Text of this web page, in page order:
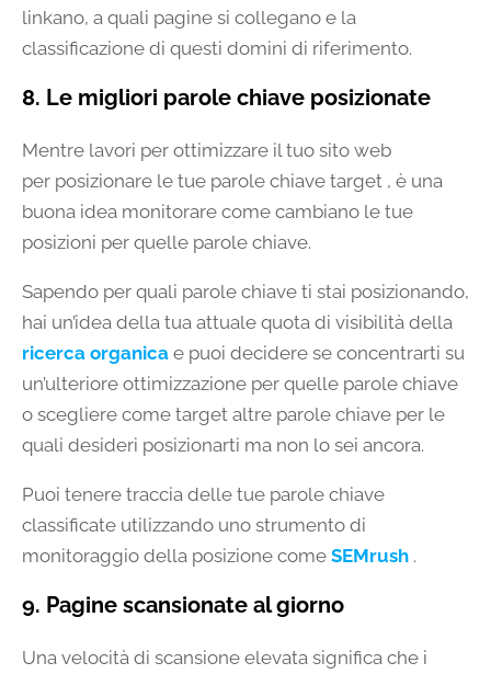
linkano, a quali pagine si collegano e la
classificazione di questi domini di riferimento.
8. Le migliori parole chiave posizionate
Mentre lavori per ottimizzare il tuo sito web
per posizionare le tue parole chiave target , è una
buona idea monitorare come cambiano le tue
posizioni per quelle parole chiave.
Sapendo per quali parole chiave ti stai posizionando,
hai un’idea della tua attuale quota di visibilità della
ricerca organica e puoi decidere se concentrarti su
un’ulteriore ottimizzazione per quelle parole chiave
o scegliere come target altre parole chiave per le
quali desideri posizionarti ma non lo sei ancora.
Puoi tenere traccia delle tue parole chiave
classificate utilizzando uno strumento di
monitoraggio della posizione come SEMrush .
9. Pagine scansionate al giorno
Una velocità di scansione elevata significa che i